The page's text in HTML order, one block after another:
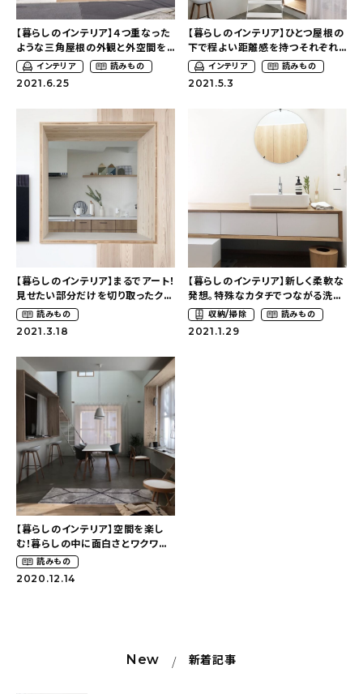
人気の記事
おすすめの記事
インテリア
キッチン
収納/掃除
daily mukuri / アイテム
カテゴリー一覧
新着記事
人気の記事
おすすめの記事
インテリア
日用品
【暮らしのインテリア】４つ重なった
ような三角屋根の外観と外空間を
楽しめるテラス〜個性溢れる遊び
心のあるおうち（osssaa_12さん）
インテリア 読みもの
2021.6.25
【暮らしのインテリア】ひとつ屋根の
下で程よい距離感を持つそれぞれ
の個室〜個性溢れる遊び心のある
おうち（osssaa_12さん）
インテリア 読みもの
2021.5.3
【暮らしのインテリア】まるでアート！
見せたい部分だけを切り取ったク
ローズドキッチン〜個性溢れる遊
び心のあるおうち（osssaa_12さ
読みもの
2021.3.18
【暮らしのインテリア】新しく柔軟な
発想。特殊なカタチでつながる洗面
室〜個性溢れる遊び心のあるおう
ち（osssaa_12さん）
収納/掃除 読みもの
2021.1.29
【暮らしのインテリア】空間を楽し
む！暮らしの中に面白さとワクワク
感を〜個性溢れる遊び心のあるお
うち（osssaa_12さん）
読みもの
2020.12.14
New 新着記事